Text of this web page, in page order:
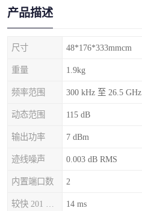
产品描述
尺寸 48*176*333mmcm
重量 1.9kg
频率范围 300 kHz 至 26.5 GHz
动态范围 115 dB
输出功率 7 dBm
迹线噪声 0.003 dB RMS
内置端口数 2
14 ms